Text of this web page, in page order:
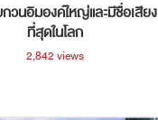
วนอิมองค์ใหญ่และมีชื่อเสียง
ที่สุดในโลก
2,842 views